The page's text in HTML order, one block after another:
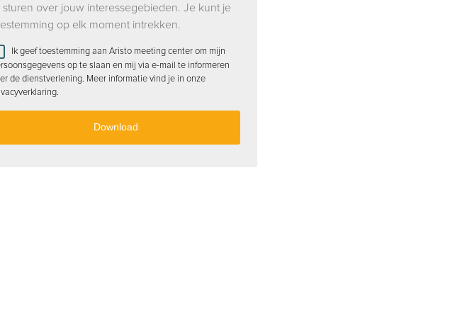
sturen over jouw interessegebieden. Je kunt je
op elk moment intrekken.
Ik geef toestemming aan Aristo meeting center om mijn
op te slaan en mij via e-mail te informeren
de dienstverlening. Meer informatie vind je in onze